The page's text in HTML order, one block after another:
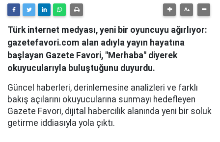
Türk internet medyası, yeni bir oyuncuyu ağırlıyor:
gazetefavori.com alan adıyla yayın hayatına
başlayan Gazete Favori, "Merhaba" diyerek
okuyucularıyla buluştuğunu duyurdu.
Güncel haberleri, derinlemesine analizleri ve farklı
bakış açılarını okuyucularına sunmayı hedefleyen
Gazete Favori, dijital habercilik alanında yeni bir soluk
getirme iddiasıyla yola çıktı.